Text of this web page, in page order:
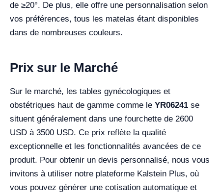
de ≥20°. De plus, elle offre une personnalisation selon
vos préférences, tous les matelas étant disponibles
dans de nombreuses couleurs.
Prix sur le Marché
Sur le marché, les tables gynécologiques et
obstétriques haut de gamme comme le YR06241 se
situent généralement dans une fourchette de 2600
USD à 3500 USD. Ce prix reflète la qualité
exceptionnelle et les fonctionnalités avancées de ce
produit. Pour obtenir un devis personnalisé, nous vous
invitons à utiliser notre plateforme Kalstein Plus, où
vous pouvez générer une cotisation automatique et